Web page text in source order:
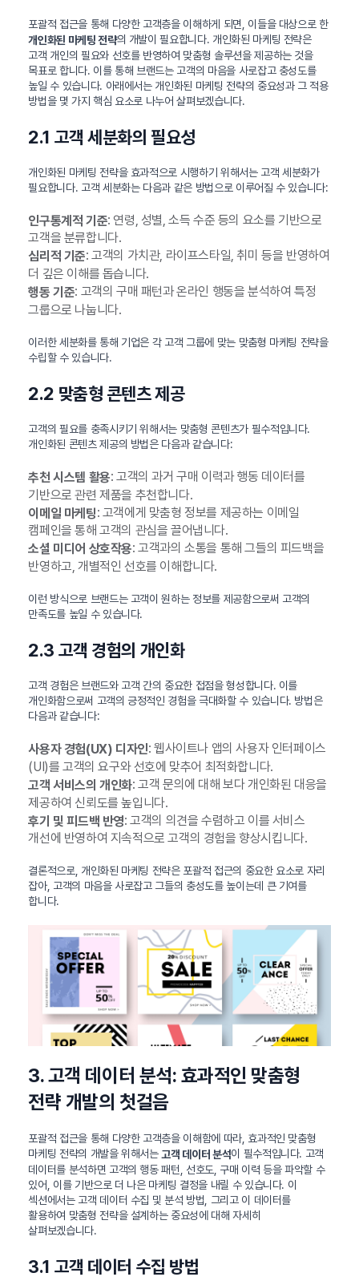
포괄적 접근을 통해 다양한 고객층을 이해하게 되면, 이들을 대상으로 한
개인화된 마케팅 전략의 개발이 필요합니다. 개인화된 마케팅 전략은
고객 개인의 필요와 선호를 반영하여 맞춤형 솔루션을 제공하는 것을
목표로 합니다. 이를 통해 브랜드는 고객의 마음을 사로잡고 충성도를
높일 수 있습니다. 아래에서는 개인화된 마케팅 전략의 중요성과 그 적용
방법을 몇 가지 핵심 요소로 나누어 살펴보겠습니다.
2.1 고객 세분화의 필요성
개인화된 마케팅 전략을 효과적으로 시행하기 위해서는 고객 세분화가
필요합니다. 고객 세분화는 다음과 같은 방법으로 이루어질 수 있습니다:
인구통계적 기준: 연령, 성별, 소득 수준 등의 요소를 기반으로
고객을 분류합니다.
심리적 기준: 고객의 가치관, 라이프스타일, 취미 등을 반영하여
더 깊은 이해를 돕습니다.
행동 기준: 고객의 구매 패턴과 온라인 행동을 분석하여 특정
그룹으로 나눕니다.
이러한 세분화를 통해 기업은 각 고객 그룹에 맞는 맞춤형 마케팅 전략을
수립할 수 있습니다.
2.2 맞춤형 콘텐츠 제공
고객의 필요를 충족시키기 위해서는 맞춤형 콘텐츠가 필수적입니다.
개인화된 콘텐츠 제공의 방법은 다음과 같습니다:
추천 시스템 활용: 고객의 과거 구매 이력과 행동 데이터를
기반으로 관련 제품을 추천합니다.
이메일 마케팅: 고객에게 맞춤형 정보를 제공하는 이메일
캠페인을 통해 고객의 관심을 끌어냅니다.
소셜 미디어 상호작용: 고객과의 소통을 통해 그들의 피드백을
반영하고, 개별적인 선호를 이해합니다.
이런 방식으로 브랜드는 고객이 원하는 정보를 제공함으로써 고객의
만족도를 높일 수 있습니다.
2.3 고객 경험의 개인화
고객 경험은 브랜드와 고객 간의 중요한 접점을 형성합니다. 이를
개인화함으로써 고객의 긍정적인 경험을 극대화할 수 있습니다. 방법은
다음과 같습니다:
사용자 경험(UX) 디자인: 웹사이트나 앱의 사용자 인터페이스
(UI)를 고객의 요구와 선호에 맞추어 최적화합니다.
고객 서비스의 개인화: 고객 문의에 대해 보다 개인화된 대응을
제공하여 신뢰도를 높입니다.
후기 및 피드백 반영: 고객의 의견을 수렴하고 이를 서비스
개선에 반영하여 지속적으로 고객의 경험을 향상시킵니다.
결론적으로, 개인화된 마케팅 전략은 포괄적 접근의 중요한 요소로 자리
잡아, 고객의 마음을 사로잡고 그들의 충성도를 높이는데 큰 기여를
합니다.
3. 고객 데이터 분석: 효과적인 맞춤형
전략 개발의 첫걸음
포괄적 접근을 통해 다양한 고객층을 이해함에 따라, 효과적인 맞춤형
마케팅 전략의 개발을 위해서는고객 데이터 분석이 필수적입니다. 고객
데이터를 분석하면 고객의 행동 패턴, 선호도, 구매 이력 등을 파악할 수
있어, 이를 기반으로 더 나은 마케팅 결정을 내릴 수 있습니다. 이
섹션에서는 고객 데이터 수집 및 분석 방법, 그리고 이 데이터를
활용하여 맞춤형 전략을 설계하는 중요성에 대해 자세히
살펴보겠습니다.
3.1 고객 데이터 수집 방법